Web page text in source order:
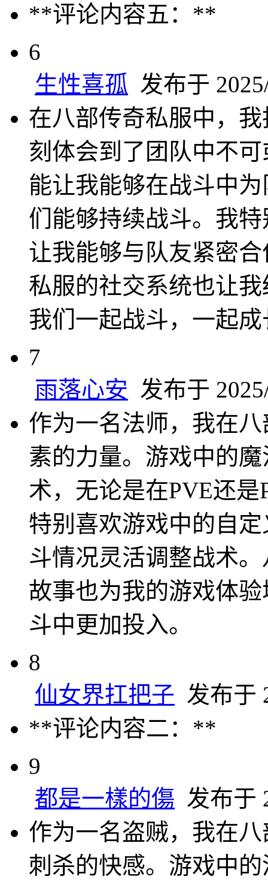
**评论内容五：**
6
生性喜孤 发布于
在八部传奇私服中，
刻体会到了团队中不
能让我能够在战斗中
们能够持续战斗。我
让我能够与队友紧密
私服的社交系统也让
我们一起战斗，一起成
7
雨落心安 发布于
作为一名法师，我在
素的力量。游戏中的
术，无论是在PVE还
特别喜欢游戏中的自
斗情况灵活调整战术
故事也为我的游戏体
斗中更加投入。
8
仙女界扛把子 发布于
**评论内容二：**
9
都是一樣的傷 发布于
作为一名盗贼，我在
刺杀的快感。游戏中